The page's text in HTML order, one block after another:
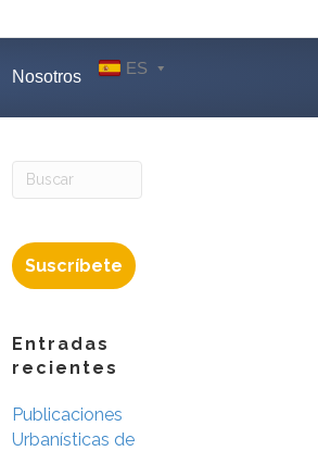
Nosotros ES
Suscríbete
Entradas
recientes
Publicaciones
Urbanísticas de